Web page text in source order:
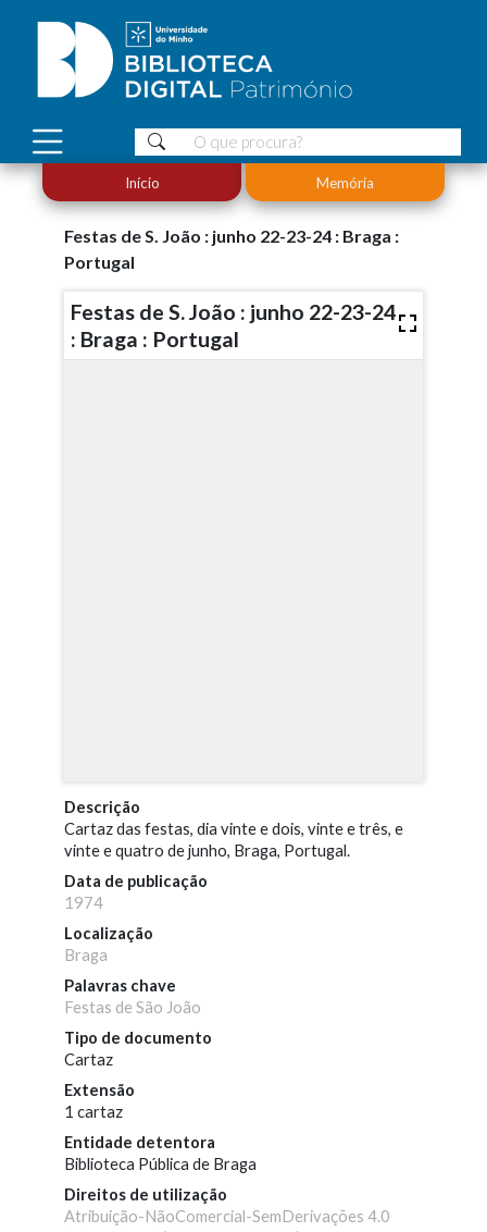
Início Memória
Festas de S. João : junho 22-23-24 : Braga :
Portugal
Festas de S. João : junho 22-23-24
: Braga : Portugal
Descrição
Cartaz das festas, dia vinte e dois, vinte e três, e
vinte e quatro de junho, Braga, Portugal.
Data de publicação
1974
Localização
Braga
Palavras chave
Festas de São João
Tipo de documento
Cartaz
Extensão
1 cartaz
Entidade detentora
Biblioteca Pública de Braga
Direitos de utilização
Atribuição-NãoComercial-SemDerivações 4.0